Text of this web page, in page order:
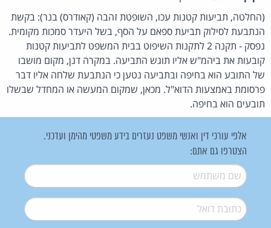
(החלטה, תביעות קטנות עכו, השופטת זהבה (קאודרס) בנר): בקשת
הנתבעת לסילוק תביעת ספאם על הסף, בשל היעדר סמכות מקומית.
נפסק - תקנה 2 לתקנות השיפוט בבית המשפט לתביעות קטנות
קובעות את ביהמ"ש אליו תוגש התביעה. במקרה דנן, מקום מושבו
של התובע הוא בחיפה ובתביעה נטען כי הנתבעת שלחה אליו דבר
פרסומת באמצעות הדוא"ל. מכאן, שמקום המעשה או המחדל שבשלו
תובעים הוא בחיפה.
אלפי עורכי דין ואנשי משפט נעזרים בידע משפטי מהימן ועדכני.
הצטרפו גם אתם:
שם משתמש*
דואל*